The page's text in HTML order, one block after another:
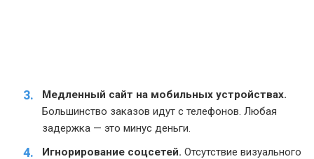
Медленный сайт на мобильных устройствах.
Большинство заказов идут с телефонов. Любая
задержка — это минус деньги.
Игнорирование соцсетей. Отсутствие визуального